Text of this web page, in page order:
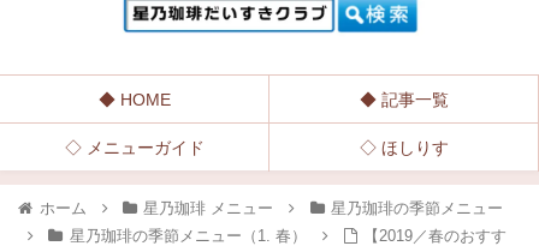
◆ HOME ◆ 記事一覧
◇ メニューガイド ◇ ほしりす
ホーム 星乃珈琲 メニュー
星乃珈琲の季節メニュー
星乃珈琲の季節メニュー（1. 春）
【2019／春のおすす